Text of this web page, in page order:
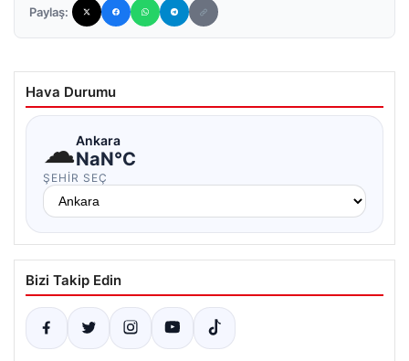
Paylaş:
Hava Durumu
☁Ankara
NaN°C
ŞEHIR SEÇ
Bizi Takip Edin